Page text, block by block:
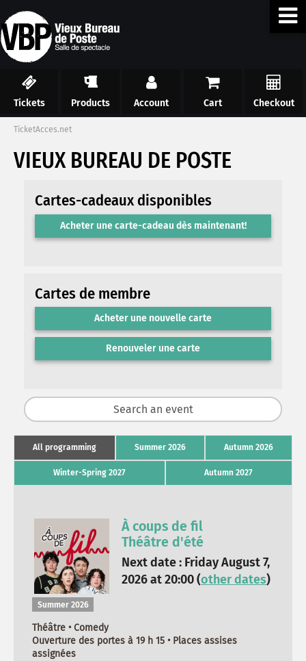
Tickets Products Account Cart Checkout
TicketAcces.net
VIEUX BUREAU DE POSTE
Cartes-cadeaux disponibles
Acheter une carte-cadeau dès maintenant!
Cartes de membre
Acheter une nouvelle carte
Renouveler une carte
All programming Summer 2026 Autumn 2026
Winter-Spring 2027 Autumn 2027
À coups de fil
Théâtre d'été
Next date : Friday August 7,
2026 at 20:00 (other dates)
Summer 2026
Théâtre • Comedy
Ouverture des portes à 19 h 15 • Places assises
assignées